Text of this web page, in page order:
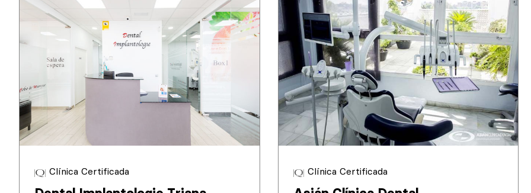
Clínica Certificada Clínica Certificada